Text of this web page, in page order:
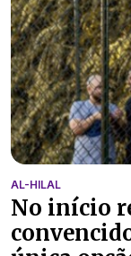
AL-HILAL
No início